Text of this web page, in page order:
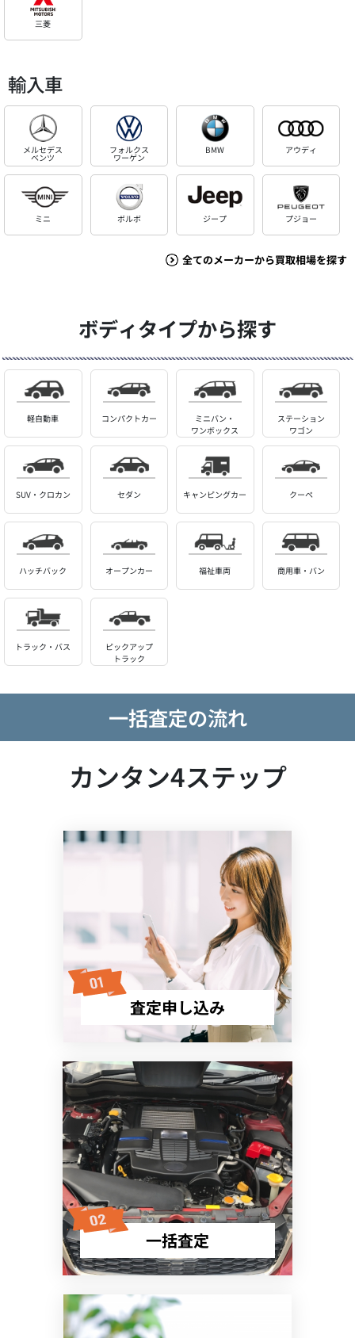
三菱
輸入車
メルセデス
ベンツ
フォルクス
ワーゲン
BMW アウディ
ミニ ボルボ ジープ プジョー
全てのメーカーから買取相場を探す
ボディタイプから探す
軽自動車 コンパクトカー
ミニバン・
ワンボックス
ステーション
ワゴン
SUV・クロカン セダン キャンピングカー クーペ
ハッチバック オープンカー 福祉車両 商用車・バン
トラック・バス
ピックアップ
トラック
一括査定の流れ
カンタン4ステップ
査定申し込み
一括査定